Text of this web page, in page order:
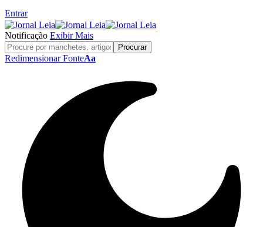
Entrar
Notificação Exibir Mais
Redimensionar FonteAa